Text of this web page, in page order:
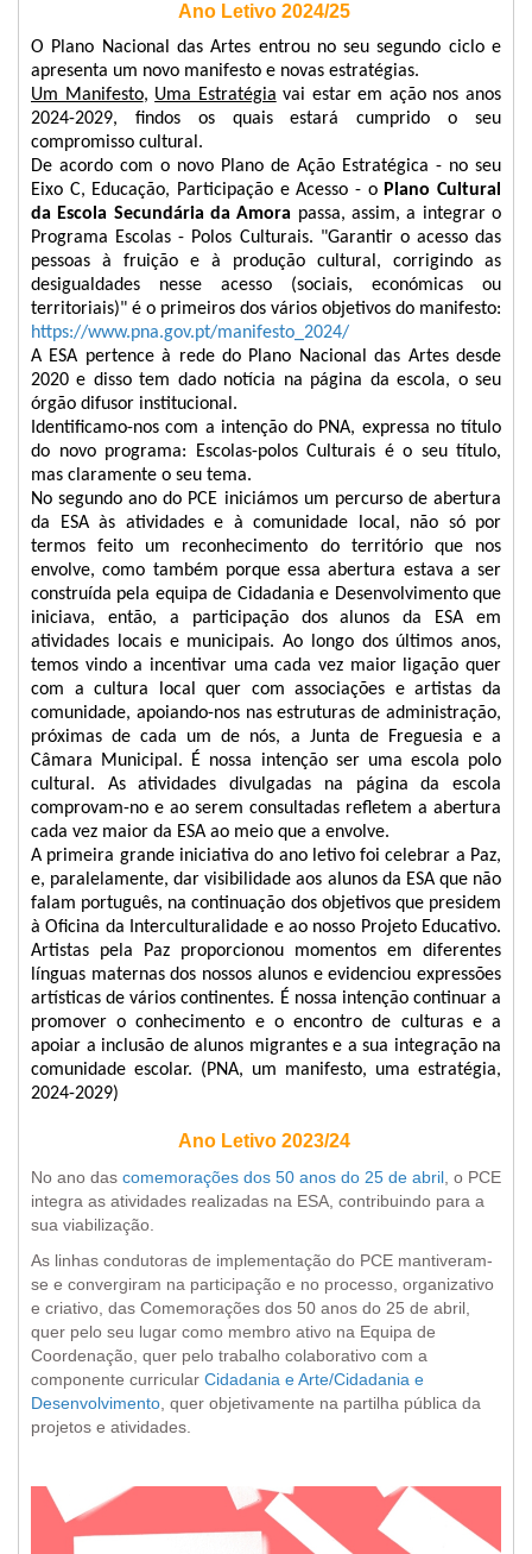
Ano Letivo 2024/25
O Plano Nacional das Artes entrou no seu segundo ciclo e
apresenta um novo manifesto e novas estratégias.
Um Manifesto, Uma Estratégia vai estar em ação nos anos
2024-2029, findos os quais estará cumprido o seu
compromisso cultural.
De acordo com o novo Plano de Ação Estratégica - no seu
Eixo C, Educação, Participação e Acesso - oPlano Cultural
da Escola Secundária da Amora passa, assim, a integrar o
Programa Escolas - Polos Culturais. "Garantir o acesso das
pessoas à fruição e à produção cultural, corrigindo as
desigualdades nesse acesso (sociais, económicas ou
territoriais)" é o primeiros dos vários objetivos do manifesto:
https://www.pna.gov.pt/manifesto_2024/
A ESA pertence à rede do Plano Nacional das Artes desde
2020 e disso tem dado notícia na página da escola, o seu
órgão difusor institucional.
Identificamo-nos com a intenção do PNA, expressa no título
do novo programa: Escolas-polos Culturais é o seu título,
mas claramente o seu tema.
No segundo ano do PCE iniciámos um percurso de abertura
da ESA às atividades e à comunidade local, não só por
termos feito um reconhecimento do território que nos
envolve, como também porque essa abertura estava a ser
construída pela equipa de Cidadania e Desenvolvimento que
iniciava, então, a participação dos alunos da ESA em
atividades locais e municipais. Ao longo dos últimos anos,
temos vindo a incentivar uma cada vez maior ligação quer
com a cultura local quer com associações e artistas da
comunidade, apoiando-nos nas estruturas de administração,
próximas de cada um de nós, a Junta de Freguesia e a
Câmara Municipal. É nossa intenção ser uma escola polo
cultural. As atividades divulgadas na página da escola
comprovam-no e ao serem consultadas refletem a abertura
cada vez maior da ESA ao meio que a envolve.
A primeira grande iniciativa do ano letivo foi celebrar a Paz,
e, paralelamente, dar visibilidade aos alunos da ESA que não
falam português, na continuação dos objetivos que presidem
à Oficina da Interculturalidade e ao nosso Projeto Educativo.
Artistas pela Paz proporcionou momentos em diferentes
línguas maternas dos nossos alunos e evidenciou expressões
artísticas de vários continentes. É nossa intenção continuar a
promover o conhecimento e o encontro de culturas e a
apoiar a inclusão de alunos migrantes e a sua integração na
comunidade escolar. (PNA, um manifesto, uma estratégia,
2024-2029)
Ano Letivo 2023/24
No ano das comemorações dos 50 anos do 25 de abril, o PCE
integra as atividades realizadas na ESA, contribuindo para a
sua viabilização.
As linhas condutoras de implementação do PCE mantiveram-
se e convergiram na participação e no processo, organizativo
e criativo, das Comemorações dos 50 anos do 25 de abril,
quer pelo seu lugar como membro ativo na Equipa de
Coordenação, quer pelo trabalho colaborativo com a
componente curricular Cidadania e Arte/Cidadania e
Desenvolvimento, quer objetivamente na partilha pública da
projetos e atividades.